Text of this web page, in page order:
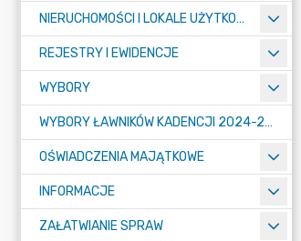
NIERUCHOMOŚCI I LOKALE UŻYTKOWE
REJESTRY I EWIDENCJE
WYBORY
WYBORY ŁAWNIKÓW KADENCJI 2024-2027
OŚWIADCZENIA MAJĄTKOWE
INFORMACJE
ZAŁATWIANIE SPRAW